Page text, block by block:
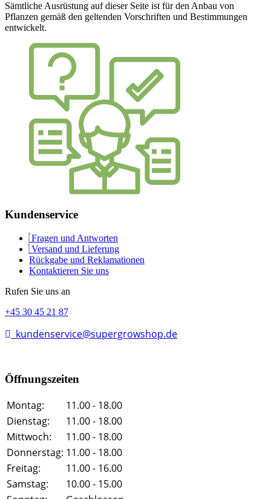
Sämtliche Ausrüstung auf dieser Seite ist für den Anbau von
Pflanzen gemäß den geltenden Vorschriften und Bestimmungen
entwickelt.
Kundenservice
Fragen und Antworten
Versand und Lieferung
Rückgabe und Reklamationen
Kontaktieren Sie uns
Rufen Sie uns an
+45 30 45 21 87
kundenservice@supergrowshop.de
Öffnungszeiten
Montag:
11.00 - 18.00
Dienstag:
11.00 - 18.00
Mittwoch:
11.00 - 18.00
Donnerstag: 11.00 - 18.00
Freitag:
11.00 - 16.00
Samstag:
10.00 - 15.00